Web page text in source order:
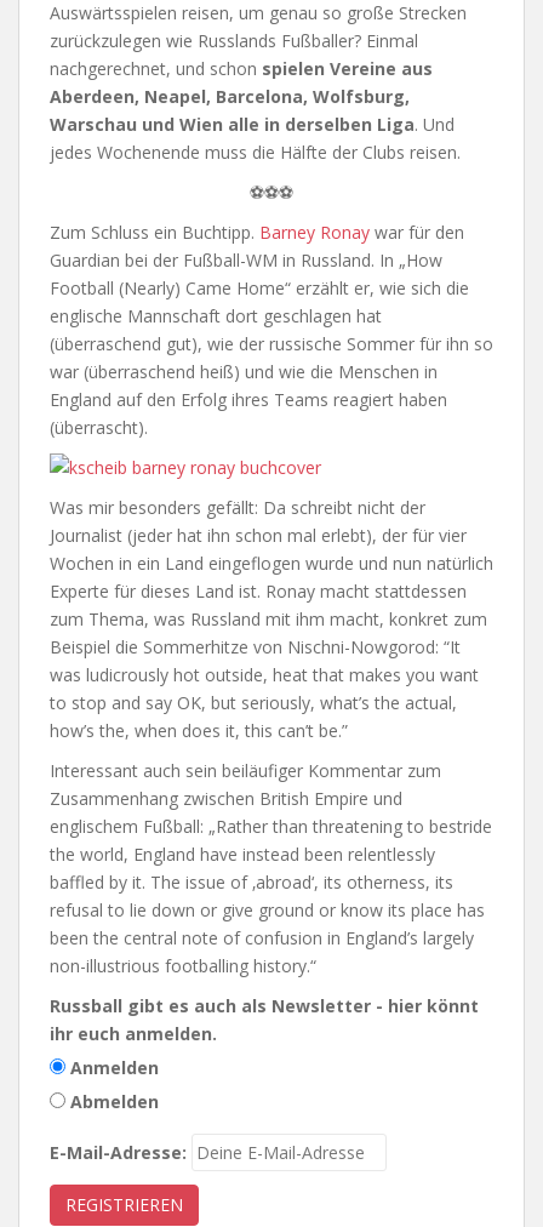
Auswärtsspielen reisen, um genau so große Strecken
zurückzulegen wie Russlands Fußballer? Einmal
nachgerechnet, und schon spielen Vereine aus
Aberdeen, Neapel, Barcelona, Wolfsburg,
Warschau und Wien alle in derselben Liga. Und
jedes Wochenende muss die Hälfte der Clubs reisen.
⚽⚽⚽
Zum Schluss ein Buchtipp. Barney Ronay war für den
Guardian bei der Fußball-WM in Russland. In „How
Football (Nearly) Came Home“ erzählt er, wie sich die
englische Mannschaft dort geschlagen hat
(überraschend gut), wie der russische Sommer für ihn so
war (überraschend heiß) und wie die Menschen in
England auf den Erfolg ihres Teams reagiert haben
(überrascht).
Was mir besonders gefällt: Da schreibt nicht der
Journalist (jeder hat ihn schon mal erlebt), der für vier
Wochen in ein Land eingeflogen wurde und nun natürlich
Experte für dieses Land ist. Ronay macht stattdessen
zum Thema, was Russland mit ihm macht, konkret zum
Beispiel die Sommerhitze von Nischni-Nowgorod: “It
was ludicrously hot outside, heat that makes you want
to stop and say OK, but seriously, what’s the actual,
how’s the, when does it, this can’t be.”
Interessant auch sein beiläufiger Kommentar zum
Zusammenhang zwischen British Empire und
englischem Fußball: „Rather than threatening to bestride
the world, England have instead been relentlessly
baffled by it. The issue of ‚abroad‘, its otherness, its
refusal to lie down or give ground or know its place has
been the central note of confusion in England’s largely
non-illustrious footballing history.“
Russball gibt es auch als Newsletter - hier könnt
ihr euch anmelden.
Anmelden
Abmelden
E-Mail-Adresse: